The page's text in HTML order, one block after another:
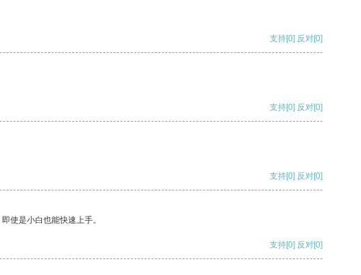
支持[0] 反对[0]
支持[0] 反对[0]
支持[0] 反对[0]
使是小白也能快速上手。
支持[0] 反对[0]